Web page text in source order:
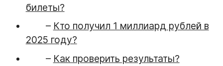
билеты?
– Кто получил 1 миллиард рублей в
2025 году?
– Как проверить результаты?